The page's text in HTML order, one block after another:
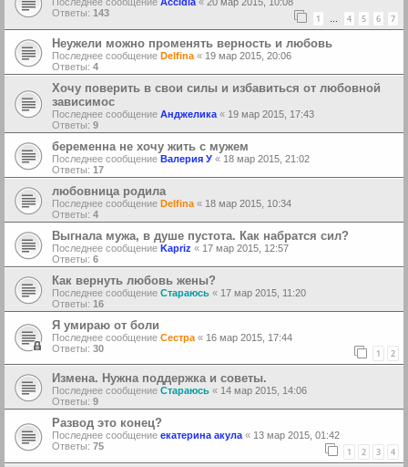
Ответы: 143 1 … 4 5 6 7
Неужели можно променять верность и любовь
Последнее сообщение Delfina « 19 мар 2015, 20:06
Ответы: 4
Хочу поверить в свои силы и избавиться от любовной
зависимос
Последнее сообщение Анджелика « 19 мар 2015, 17:43
Ответы: 9
беременна не хочу жить с мужем
Последнее сообщение Валерия У « 18 мар 2015, 21:02
Ответы: 17
любовница родила
Последнее сообщение Delfina « 18 мар 2015, 10:34
Ответы: 4
Выгнала мужа, в душе пустота. Как набратся сил?
Последнее сообщение Kapriz « 17 мар 2015, 12:57
Ответы: 6
Как вернуть любовь жены?
Последнее сообщение Стараюсь « 17 мар 2015, 11:20
Ответы: 16
Я умираю от боли
Последнее сообщение Сестра « 16 мар 2015, 17:44
Ответы: 30 1 2
Измена. Нужна поддержка и советы.
Последнее сообщение Стараюсь « 14 мар 2015, 14:06
Ответы: 9
Развод это конец?
Последнее сообщение екатерина акула « 13 мар 2015, 01:42
Ответы: 75 1 2 3 4